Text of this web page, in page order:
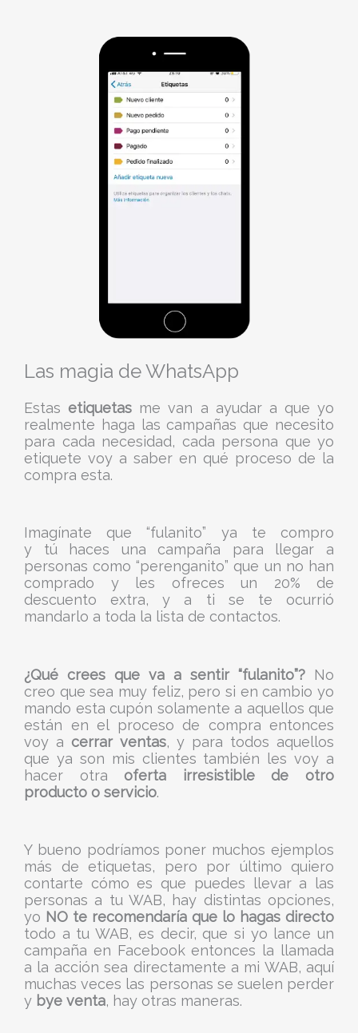
Las magia de WhatsApp
Estas etiquetas me van a ayudar a que yo
realmente haga las campañas que necesito
para cada necesidad, cada persona que yo
etiquete voy a saber en qué proceso de la
compra esta.
Imagínate que “fulanito” ya te compro
y tú haces una campaña para llegar a
personas como “perenganito” que un no han
comprado y les ofreces un 20% de
descuento extra, y a ti se te ocurrió
mandarlo a toda la lista de contactos.
¿Qué crees que va a sentir “fulanito”? No
creo que sea muy feliz, pero si en cambio yo
mando esta cupón solamente a aquellos que
están en el proceso de compra entonces
voy a cerrar ventas, y para todos aquellos
que ya son mis clientes también les voy a
hacer otra oferta irresistible de otro
producto o servicio.
Y bueno podríamos poner muchos ejemplos
más de etiquetas, pero por último quiero
contarte cómo es que puedes llevar a las
personas a tu WAB, hay distintas opciones,
yo NO te recomendaría que lo hagas directo
todo a tu WAB, es decir, que si yo lance un
campaña en Facebook entonces la llamada
a la acción sea directamente a mi WAB, aquí
muchas veces las personas se suelen perder
y bye venta, hay otras maneras.